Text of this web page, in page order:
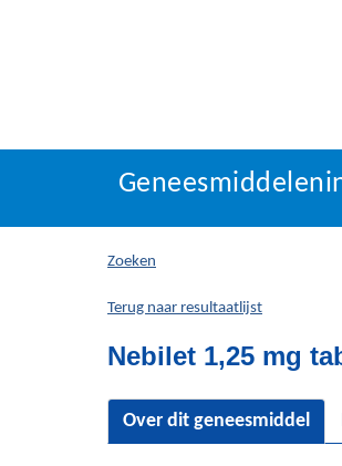
U
hier:
Zoeken
Terug naar resultaatlijst
Nebilet 1,25 mg
Over dit geneesmiddel